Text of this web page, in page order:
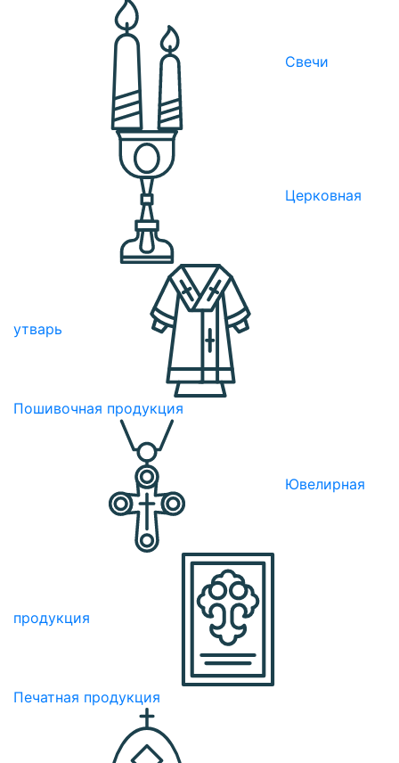
Свечи
Церковная
утварь
Пошивочная продукция
Ювелирная
продукция
Печатная продукция